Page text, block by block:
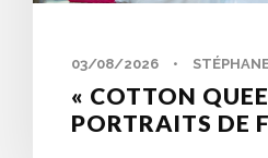
03/08/2026 •
« COTTON
PORTRAITS DE